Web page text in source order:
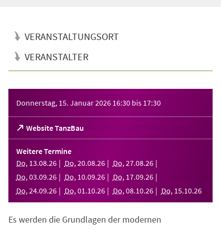
VERANSTALTUNGSORT
VERANSTALTER
Donnerstag, 15. Januar 2026 16:30 bis 17:30
Website TanzBau
(Öffnet
in
einem
neuen
Tab)
Weitere Termine
Do, 13.08.26 Do, 20.08.26 Do, 27.08.26
Do, 03.09.26 Do, 10.09.26 Do, 17.09.26
Do, 24.09.26 Do, 01 .10.26 Do, 08.10.26 Do, 15.10.26
Es werden die Grundlagen der modernen